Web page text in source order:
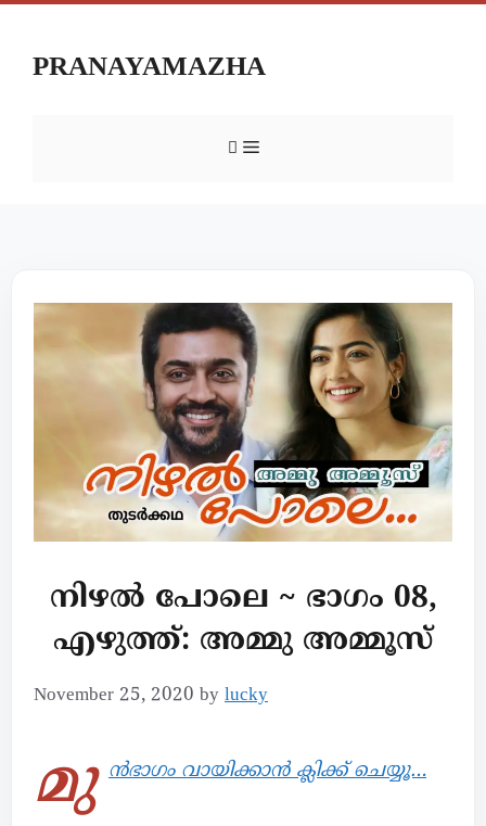
PRANAYAMAZHA
നിഴൽ പോലെ ~ ഭാഗം 08,
എഴുത്ത്: അമ്മു അമ്മൂസ്
November 25, 2020 by lucky
മു ൻഭാഗം വായിക്കാൻ ക്ലിക്ക് ചെയ്യൂ…